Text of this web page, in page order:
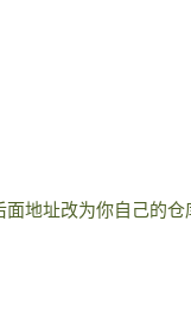
地址改为你自己的